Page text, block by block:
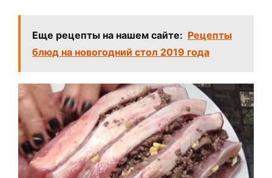
Еще рецепты на нашем сайте: Рецепты
блюд на новогодний стол 2019 года